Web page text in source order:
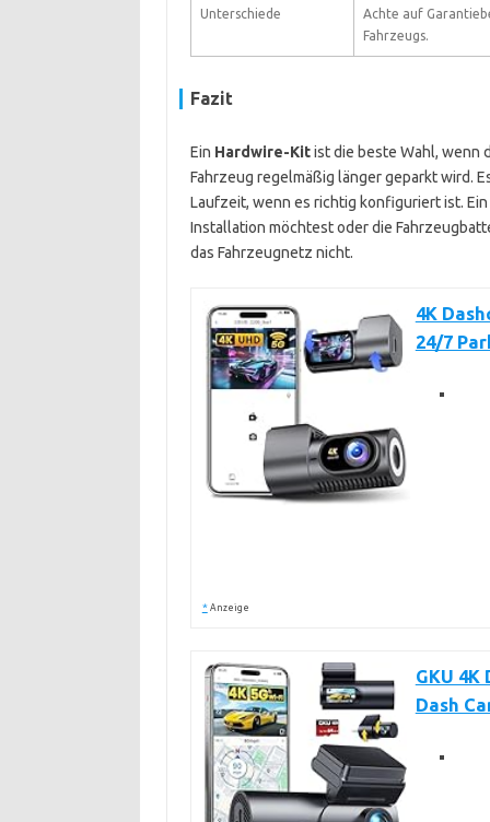
Unterschiede
Achte auf
Fahrzeugs.
Fazit
Ein Hardwire-Kitist die beste Wahl, wenn
Fahrzeug regelmäßig länger geparkt wird.
Laufzeit, wenn es richtig konfiguriert ist.
Installation möchtest oder die
das Fahrzeugnetz nicht.
4K
24/7
* Anzeige
GKU 4K
Dash